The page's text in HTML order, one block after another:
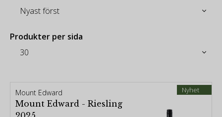
öarnas östra kust, i bergens regnskugga, var och en
Inom dessa olika regioner lyser subregionala
egenskaper igenom och viner särskiljs som inte
bara från en vinregion, utan från en subregion och
[vintage chart - Robert Parker Wine Advocate]
Produkter per sida
Nyhet
Mount Edward
Mount Edward - Riesling